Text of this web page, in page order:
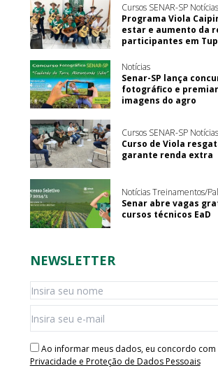
Cursos SENAR-SP Notícias
Programa Viola
estar e aumento da
participantes em
Notícias
Senar-SP lança
fotográfico e
imagens do agro
Cursos SENAR-SP Notícias
Curso de Viola
garante renda extra
Notícias Treinamentos/
Senar abre vagas
cursos técnicos EaD
NEWSLETTER
Ao informar meus dados, eu concordo com
Privacidade e Proteção de Dados Pessoais